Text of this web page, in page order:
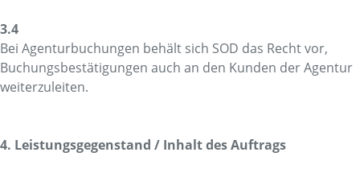
3.4
Bei Agenturbuchungen behält sich SOD das Recht vor,
Buchungsbestätigungen auch an den Kunden der Agentur
weiterzuleiten.
4. Leistungsgegenstand / Inhalt des Auftrags